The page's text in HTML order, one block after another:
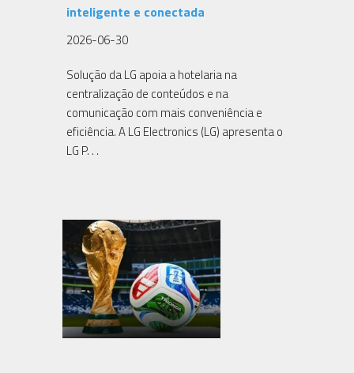
inteligente e conectada
2026-06-30
Solução da LG apoia a hotelaria na
centralização de conteúdos e na
comunicação com mais conveniência e
eficiência. A LG Electronics (LG) apresenta o
LG P. . .